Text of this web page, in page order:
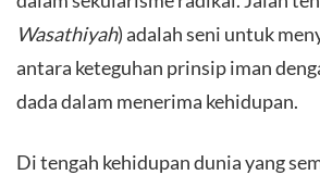
Wasathiyah) adalah seni untuk
antara keteguhan prinsip iman
dada dalam menerima kehidupan.
​Di tengah kehidupan dunia yang